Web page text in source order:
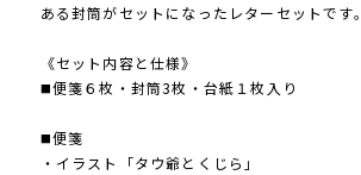
ある封筒がセットになったレターセットです。
《セット内容と仕様》
◼️便箋６枚・封筒3枚・台紙１枚入り
◼️便箋
・イラスト「タウ爺とくじら」